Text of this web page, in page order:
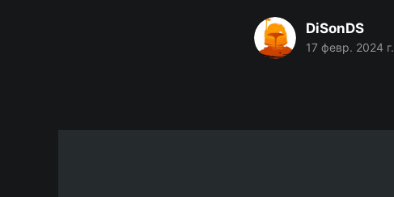
DiSonDS
17 февр. 2024 г.